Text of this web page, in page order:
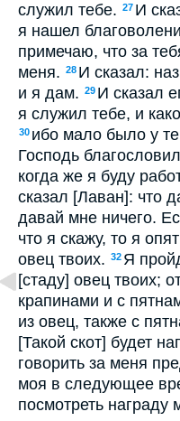
служил тебе. 27 И
я нашел
примечаю, что за
меня. 28 И сказал:
и я дам. 29 И сказал
я служил тебе, и
30 ибо мало было у
Господь
когда же я буду
сказал [Лаван]: что
давай мне ничего.
что я скажу, то я
овец твоих. 32 Я
[стаду] овец твоих;
крапинами и с
из овец, также с
[Такой скот] будет
говорить за меня
моя в следующее
посмотреть награду